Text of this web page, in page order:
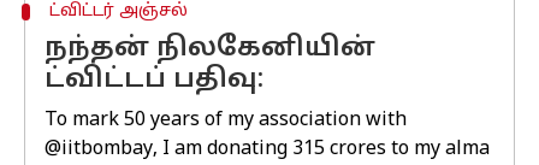
ட்விட்டர் அஞ்சல்
நந்தன் நிலகேனியின்
ட்விட்டப் பதிவு:
To mark 50 years of my association with
@iitbombay, I am donating ₹315 crores to my alma